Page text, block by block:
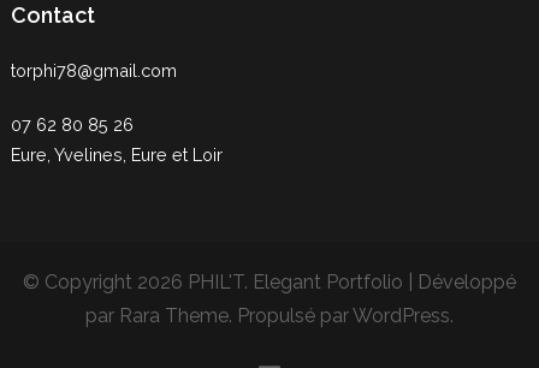
Contact
torphi78@gmail.com
07 62 80 85 26
Eure, Yvelines, Eure et Loir
© Copyright 2026 PHIL'T. Elegant Portfolio | Développé
par Rara Theme. Propulsé parWordPress.